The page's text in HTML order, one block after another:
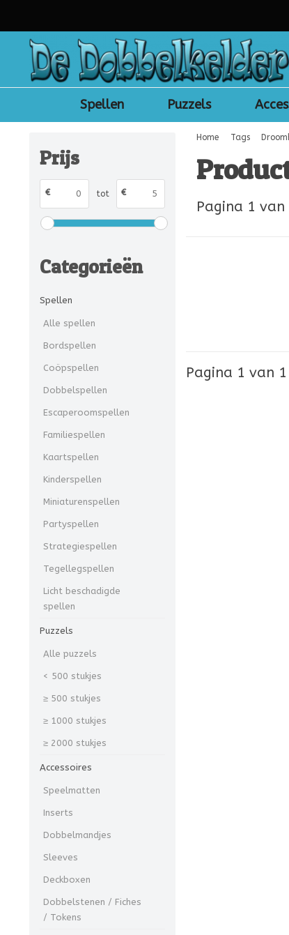
Spellen Puzzels
Prijs
€ tot €
Categorieën
Spellen
Alle spellen
Bordspellen
Coöpspellen
Dobbelspellen
Escaperoomspellen
Familiespellen
Kaartspellen
Kinderspellen
Miniaturenspellen
Partyspellen
Strategiespellen
Tegellegspellen
Licht beschadigde
spellen
Puzzels
Alle puzzels
< 500 stukjes
≥ 500 stukjes
≥ 1000 stukjes
≥ 2000 stukjes
Accessoires
Speelmatten
Inserts
Dobbelmandjes
Sleeves
Deckboxen
Dobbelstenen / Fiches
/ Tokens
Home Tags
Pagina 1 van
Pagina 1 van 1